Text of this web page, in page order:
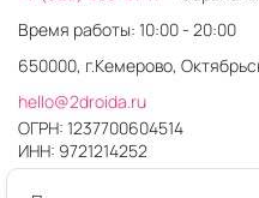
Время работы: 10:00 - 20:00
650000, г.Кемерово,
hello@2droida.ru
ОГРН: 1237700604514
ИНН: 9721214252